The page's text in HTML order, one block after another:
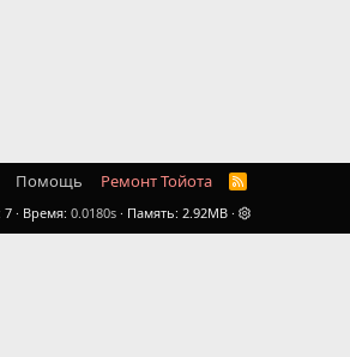
Помощь Ремонт Тойота
R
S
7 Время 0.0180s Память 2.92MB